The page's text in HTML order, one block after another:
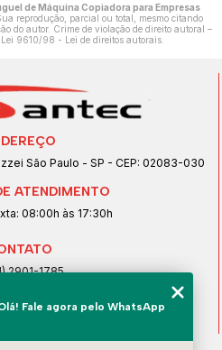
de Máquina Copiadora para Empresas
reprodução, parcial ou total, mesmo citando
do autor. Crime de violação de direito autoral –
Lei 9610/98 - Lei de direitos autorais
São Paulo - SP - CEP: 02083-030
ATENDIMENTO
08:00h às 17:30h
2901-1785
99239-1832
Fale agora pelo WhatsApp